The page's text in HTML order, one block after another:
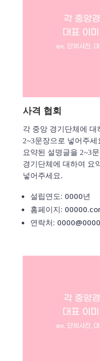
사격 협회
각 중앙 경기단체에 대
2~3문장으로 넣어주
요약된 설명글을 2~3
경기단체에 대하여 요
넣어주세요.
설립연도: 0000년
홈페이지:
연락처: